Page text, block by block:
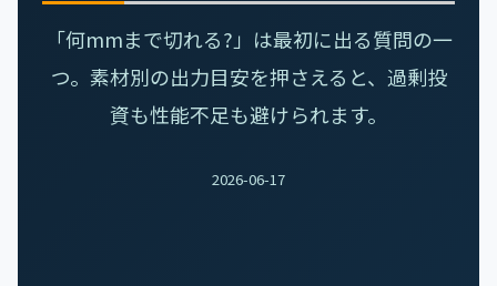
「何mmまで切れる?」は最初に出る質問の一
つ。素材別の出力目安を押さえると、過剰投
資も性能不足も避けられます。
2026-06-17